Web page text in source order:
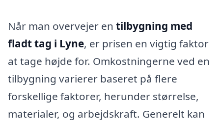
Når man overvejer en tilbygning med
fladt tag i Lyne, er prisen en vigtig faktor
at tage højde for. Omkostningerne ved en
tilbygning varierer baseret på flere
forskellige faktorer, herunder størrelse,
materialer, og arbejdskraft. Generelt kan